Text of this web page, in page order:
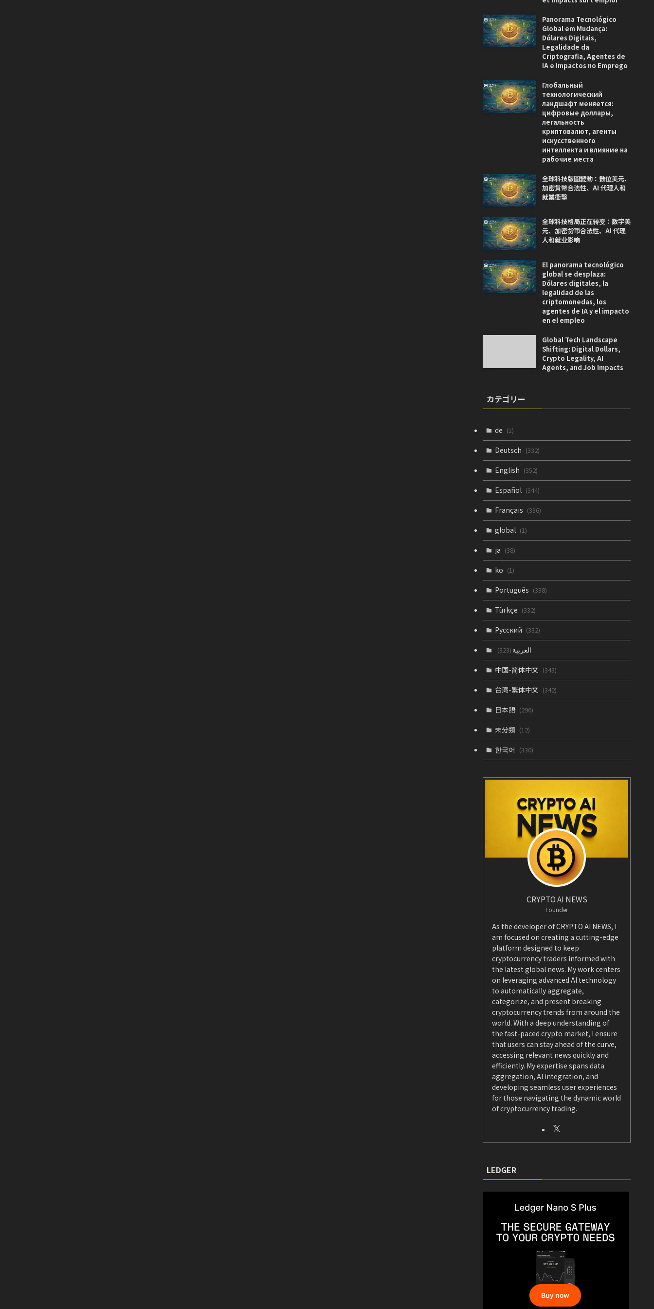
Panorama Tecnológico
Global em Mudança:
Dólares Digitais,
Legalidade da
Criptografia, Agentes de
IA e Impactos no Emprego
Глобальный
технологический
ландшафт меняется:
цифровые доллары,
легальность
криптовалют, агенты
искусственного
интеллекта и влияние на
рабочие места
全球科技版圖變動：數位美元、
加密貨幣合法性、AI 代理人和
就業衝擊
全球科技格局正在转变：数字美
元、加密货币合法性、AI 代理
人和就业影响
El panorama tecnológico
global se desplaza:
Dólares digitales, la
legalidad de las
criptomonedas, los
agentes de IA y el impacto
en el empleo
Global Tech Landscape
Shifting: Digital Dollars,
Crypto Legality, AI
Agents, and Job Impacts
カテゴリー
de (1)
Deutsch (332)
English (352)
Español (344)
Français (336)
global (1)
ja (38)
ko (1)
Português (338)
Türkçe (332)
Русский (332)
العربية(323)
中国-简体中文 (343)
台湾-繁体中文 (342)
日本語 (296)
未分類 (12)
한국어 (330)
CRYPTO AI NEWS
Founder
As the developer of CRYPTO AI NEWS, I
am focused on creating a cutting-edge
platform designed to keep
cryptocurrency traders informed with
the latest global news. My work centers
on leveraging advanced AI technology
to automatically aggregate,
categorize, and present breaking
cryptocurrency trends from around the
world. With a deep understanding of
the fast-paced crypto market, I ensure
that users can stay ahead of the curve,
accessing relevant news quickly and
efficiently. My expertise spans data
aggregation, AI integration, and
developing seamless user experiences
for those navigating the dynamic world
of cryptocurrency trading.
LEDGER